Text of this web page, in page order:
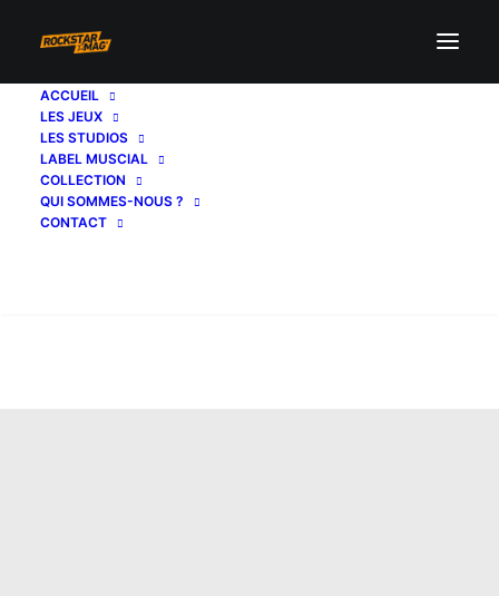
ACCUEIL
LES JEUX
LES STUDIOS
LABEL MUSCIAL
COLLECTION
QUI SOMMES-NOUS ?
CONTACT